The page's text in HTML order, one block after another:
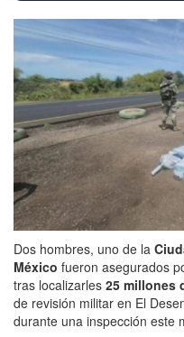
Dos hombres, uno de la
México fueron asegurados
tras localizarles 25 millones
de revisión militar en El
durante una inspección este